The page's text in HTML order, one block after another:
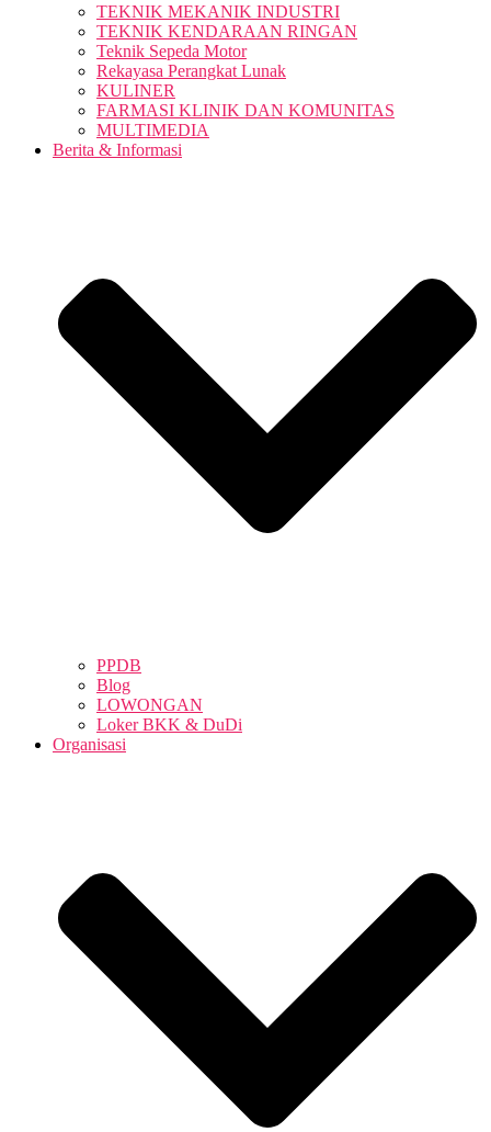
TEKNIK MEKANIK INDUSTRI
TEKNIK KENDARAAN RINGAN
Teknik Sepeda Motor
Rekayasa Perangkat Lunak
KULINER
FARMASI KLINIK DAN KOMUNITAS
MULTIMEDIA
Berita & Informasi
PPDB
Blog
LOWONGAN
Loker BKK & DuDi
Organisasi